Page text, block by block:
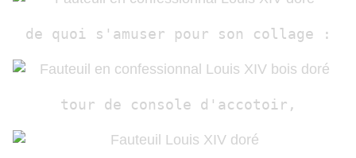
de quoi s'amuser pour son collage :
tour de console d'accotoir,